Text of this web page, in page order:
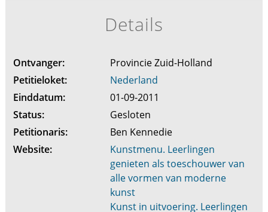
Details
Ontvanger:
Provincie Zuid-Holland
Petitieloket:
Nederland
Einddatum:
01-09-2011
Status:
Gesloten
Petitionaris:
Ben Kennedie
Website:
Kunstmenu. Leerlingen
genieten als toeschouwer van
alle vormen van moderne
kunst
Kunst in uitvoering. Leerlingen